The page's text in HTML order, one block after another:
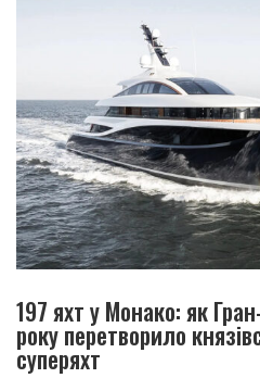
197 яхт у Монако: як
року перетворило
суперяхт